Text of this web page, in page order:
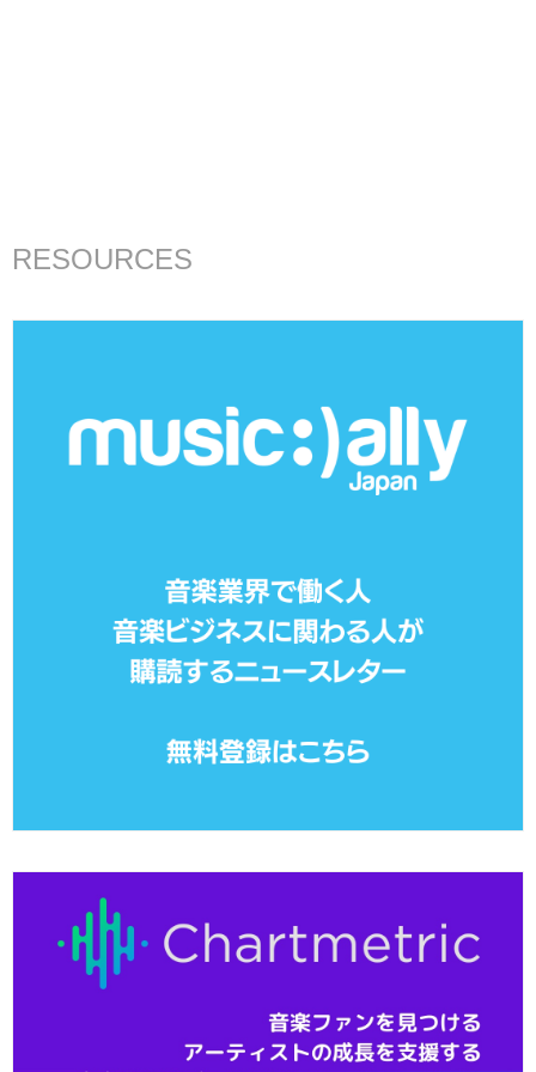
RESOURCES